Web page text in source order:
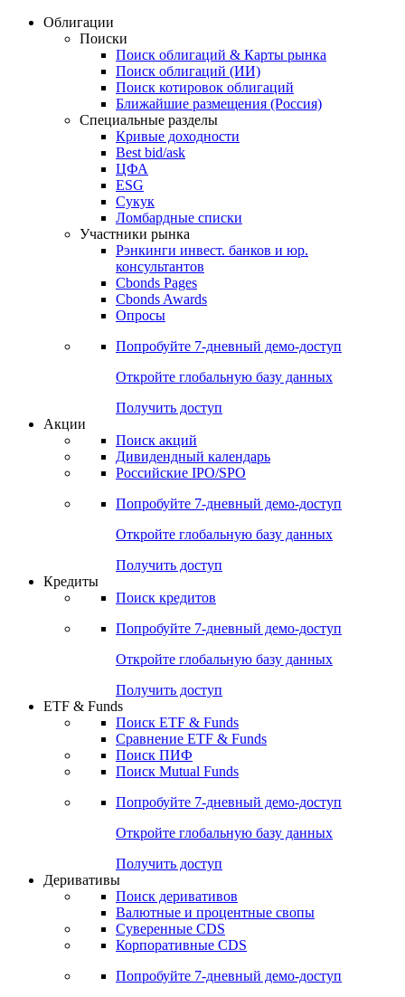
Облигации
Поиски
Поиск облигаций & Карты рынка
Поиск облигаций (ИИ)
Поиск котировок облигаций
Ближайшие размещения (Россия)
Специальные разделы
Кривые доходности
Best bid/ask
ЦФА
ESG
Сукук
Ломбардные списки
Участники рынка
Рэнкинги инвест. банков и юр.
консультантов
Cbonds Pages
Cbonds Awards
Опросы
Попробуйте 7-дневный демо-доступ
Откройте глобальную базу данных
Получить доступ
Акции
Поиск акций
Дивидендный календарь
Российские IPO/SPO
Попробуйте 7-дневный демо-доступ
Откройте глобальную базу данных
Получить доступ
Кредиты
Поиск кредитов
Попробуйте 7-дневный демо-доступ
Откройте глобальную базу данных
Получить доступ
ETF & Funds
Поиск ETF & Funds
Сравнение ETF & Funds
Поиск ПИФ
Поиск Mutual Funds
Попробуйте 7-дневный демо-доступ
Откройте глобальную базу данных
Получить доступ
Деривативы
Поиск деривативов
Валютные и процентные свопы
Суверенные CDS
Корпоративные CDS
Попробуйте 7-дневный демо-доступ